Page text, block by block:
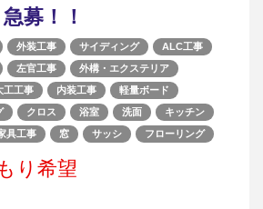
募！！
外装工事 サイディング
ALC工事
左官工事
外構・エクステリア
工工事 内装工事
軽量ボード
クロス 浴室 洗面
キッチン
具工事 窓 サッシ フローリング
り希望